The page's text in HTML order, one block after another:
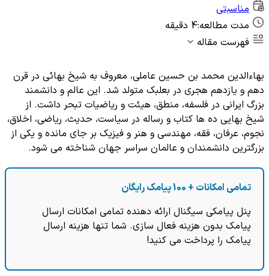
مناسبتی
مدت مطالعه:4 دقیقه
فهرست مقاله
بهاءالدین محمد بن‏ حسین عاملی، معروف به شیخ بهائی در قرن
دهم و یازدهم هجری در بعلبک متولد شد. این عالم و دانشمند
بزرگ ایرانی در فلسفه، منطق، هیئت و ریاضیات تبحر داشت. از
شیخ بهایی ده ها کتاب و رساله در سیاست، حدیث، ریاضی، اخلاق،
نجوم، عرفان، فقه، مهندسی و هنر و فیزیک بر جای مانده و یکی از
بزرگترین دانشمندان و عالمان سراسر جهان شناخته می شود.
تمامی امکانات + 100 پیامک رایگان
پنل پیامکی سیگنال ارائه دهنده تمامی امکانات ارسال
پیامک بدون هزینه فعال سازی. شما تنها هزینه ارسال
پیامک را پرداخت می کنید!